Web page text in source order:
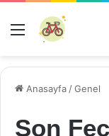
Menü
Anasayfa /Genel
Son